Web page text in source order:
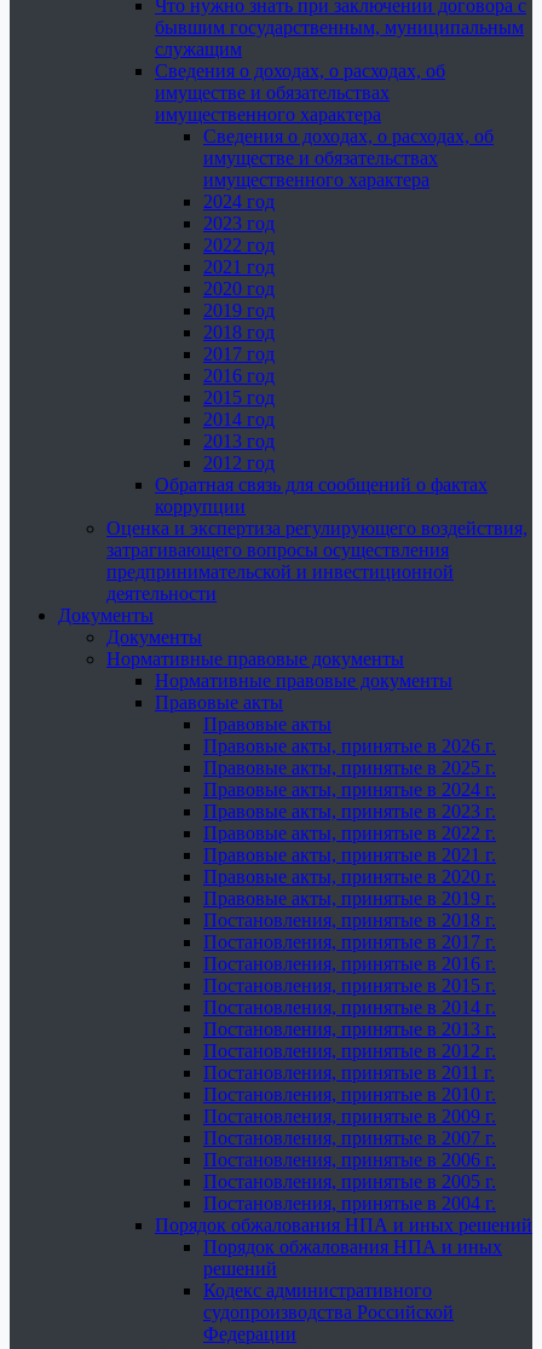
Что нужно знать при заключении договора с
бывшим государственным, муниципальным
служащим
Сведения о доходах, о расходах, об
имуществе и обязательствах
имущественного характера
Сведения о доходах, о расходах, об
имуществе и обязательствах
имущественного характера
2024 год
2023 год
2022 год
2021 год
2020 год
2019 год
2018 год
2017 год
2016 год
2015 год
2014 год
2013 год
2012 год
Обратная связь для сообщений о фактах
коррупции
Оценка и экспертиза регулирующего воздействия,
затрагивающего вопросы осуществления
предпринимательской и инвестиционной
деятельности
Документы
Документы
Нормативные правовые документы
Нормативные правовые документы
Правовые акты
Правовые акты
Правовые акты, принятые в 2026 г.
Правовые акты, принятые в 2025 г.
Правовые акты, принятые в 2024 г.
Правовые акты, принятые в 2023 г.
Правовые акты, принятые в 2022 г.
Правовые акты, принятые в 2021 г.
Правовые акты, принятые в 2020 г.
Правовые акты, принятые в 2019 г.
Постановления, принятые в 2018 г.
Постановления, принятые в 2017 г.
Постановления, принятые в 2016 г.
Постановления, принятые в 2015 г.
Постановления, принятые в 2014 г.
Постановления, принятые в 2013 г.
Постановления, принятые в 2012 г.
Постановления, принятые в 2011 г.
Постановления, принятые в 2010 г.
Постановления, принятые в 2009 г.
Постановления, принятые в 2007 г.
Постановления, принятые в 2006 г.
Постановления, принятые в 2005 г.
Постановления, принятые в 2004 г.
Порядок обжалования НПА и иных решений
Порядок обжалования НПА и иных
решений
Кодекс административного
судопроизводства Российской
Федерации